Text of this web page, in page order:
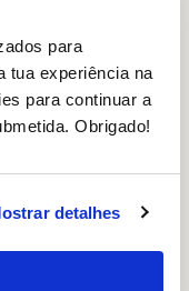
para
tua experiência na
para continuar a
Obrigado!
detalhes
Índia
-20%